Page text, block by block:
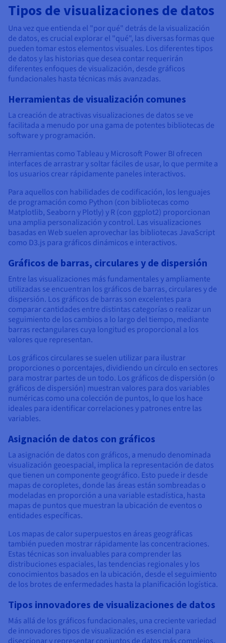
Tipos de visualizaciones de datos
Una vez que entienda el "por qué" detrás de la visualización
de datos, es crucial explorar el "qué", las diversas formas que
pueden tomar estos elementos visuales. Los diferentes tipos
de datos y las historias que desea contar requerirán
diferentes enfoques de visualización, desde gráficos
fundacionales hasta técnicas más avanzadas.
Herramientas de visualización comunes
La creación de atractivas visualizaciones de datos se ve
facilitada a menudo por una gama de potentes bibliotecas de
software y programación.
Herramientas como Tableau y Microsoft Power BI ofrecen
interfaces de arrastrar y soltar fáciles de usar, lo que permite a
los usuarios crear rápidamente paneles interactivos.
Para aquellos con habilidades de codificación, los lenguajes
de programación como Python (con bibliotecas como
Matplotlib, Seaborn y Plotly) y R (con ggplot2) proporcionan
una amplia personalización y control. Las visualizaciones
basadas en Web suelen aprovechar las bibliotecas JavaScript
como D3.js para gráficos dinámicos e interactivos.
Gráficos de barras, circulares y de dispersión
Entre las visualizaciones más fundamentales y ampliamente
utilizadas se encuentran los gráficos de barras, circulares y de
dispersión. Los gráficos de barras son excelentes para
comparar cantidades entre distintas categorías o realizar un
seguimiento de los cambios a lo largo del tiempo, mediante
barras rectangulares cuya longitud es proporcional a los
valores que representan.
Los gráficos circulares se suelen utilizar para ilustrar
proporciones o porcentajes, dividiendo un círculo en sectores
para mostrar partes de un todo. Los gráficos de dispersión (o
gráficos de dispersión) muestran valores para dos variables
numéricas como una colección de puntos, lo que los hace
ideales para identificar correlaciones y patrones entre las
variables.
Asignación de datos con gráficos
La asignación de datos con gráficos, a menudo denominada
visualización geoespacial, implica la representación de datos
que tienen un componente geográfico. Esto puede ir desde
mapas de coropletes, donde las áreas están sombreadas o
modeladas en proporción a una variable estadística, hasta
mapas de puntos que muestran la ubicación de eventos o
entidades específicas.
Los mapas de calor superpuestos en áreas geográficas
también pueden mostrar rápidamente las concentraciones.
Estas técnicas son invaluables para comprender las
distribuciones espaciales, las tendencias regionales y los
conocimientos basados en la ubicación, desde el seguimiento
de los brotes de enfermedades hasta la planificación logística.
Tipos innovadores de visualizaciones de datos
Más allá de los gráficos fundacionales, una creciente variedad
de innovadores tipos de visualización es esencial para